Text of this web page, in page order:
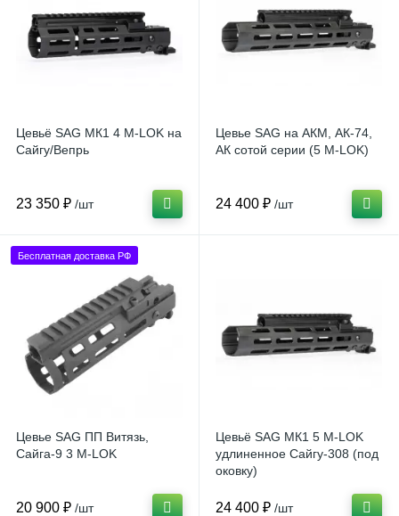
Цевьё SAG МК1 4 М-LOK на
Сайгу/Вепрь
23 350 ₽ /шт
Цевье SAG на АКМ, АК-74,
АК сотой серии (5 M-LOK)
24 400 ₽ /шт
Бесплатная доставка РФ
Цевье SAG ПП Витязь,
Сайга-9 3 M-LOK
20 900 ₽ /шт
Цевьё SAG МК1 5 М-LOK
удлиненное Сайгу-308 (под
оковку)
24 400 ₽ /шт